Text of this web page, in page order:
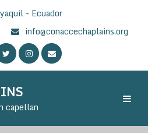
- Ecuador
info@conaccechaplains.org
capellan